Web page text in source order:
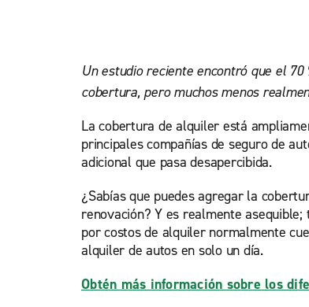
Un estudio reciente encontró que el
cobertura, pero muchos menos
La cobertura de alquiler está
principales compañías de seguro de
adicional que pasa desapercibida.
¿Sabías que puedes agregar la
renovación? Y es realmente
por costos de alquiler normalmente
alquiler de autos en solo un día.
Obtén más información sobre los